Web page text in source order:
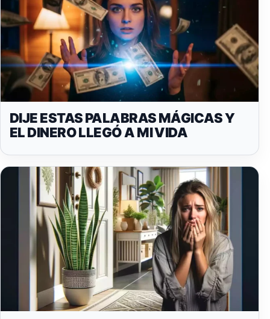
DIJE ESTAS PALABRAS MÁGICAS Y
EL DINERO LLEGÓ A MI VIDA